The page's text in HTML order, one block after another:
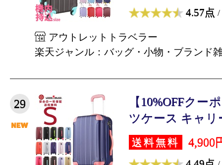
4.57点 /
アウトレットトラベラー
楽天ジャンル：バッグ・小物・ブランド
29
【10%OFFクー
ツケース キャリ
送料無料 4,900